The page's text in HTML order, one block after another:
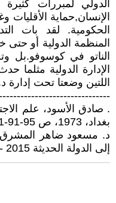
الدولي لمبررات
الإنسان,حماية الأقليات
الحكومية. لقد بات
المنظمة الدولية أو
الناتو في
الإدارة الدولية
اللتين وضعتا تحت إدارة
. صادق الأسود، علم
بغداد، 1973، ص 95-91-1
د. مسعود ضاهر المشرق
إلى الدولة الحديثة 2015 -2